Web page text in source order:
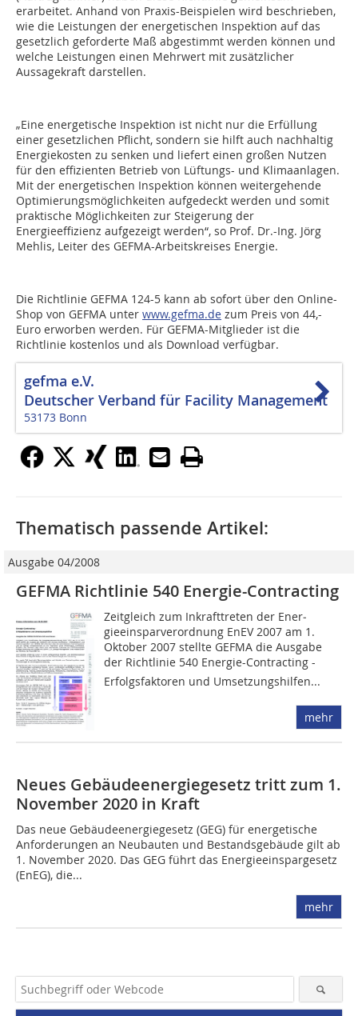
erarbeitet. Anhand von Praxis-Beispielen wird beschrieben,
wie die Leistungen der energetischen Inspektion auf das
gesetzlich geforderte Maß abgestimmt werden können und
welche Leistungen einen Mehrwert mit zusätzlicher
Aussagekraft darstellen.
„Eine energetische Inspektion ist nicht nur die Erfüllung
einer gesetzlichen Pflicht, sondern sie hilft auch nachhaltig
Energiekosten zu senken und liefert einen großen Nutzen
für den effizienten Betrieb von Lüftungs- und Klimaanlagen.
Mit der energetischen Inspektion können weitergehende
Optimierungsmöglichkeiten aufgedeckt werden und somit
praktische Möglichkeiten zur Steigerung der
Energieeffizienz aufgezeigt werden“, so Prof. Dr.-Ing. Jörg
Mehlis, Leiter des GEFMA-Arbeitskreises Energie.
Die Richtlinie GEFMA 124-5 kann ab sofort über den Online-
Shop von GEFMA unter www.gefma.de zum Preis von 44,-
Euro erworben werden. Für GEFMA-Mitglieder ist die
Richtlinie kostenlos und als Download verfügbar.
gefma e.V.
Deutscher Verband für Facility Management
53173 Bonn
Thematisch passende Artikel:
Ausgabe 04/2008
GEFMA Richtlinie 540 Energie-Contracting
Zeitgleich zum Inkrafttreten der Ener­
gieeinsparverordnung EnEV 2007 am 1.
Oktober 2007 stellte GEFMA die Ausgabe
der Richtlinie 540 Energie-Contracting -
Erfolgsfaktoren und Umsetzungshilfen...
mehr
Neues Gebäudeenergiegesetz tritt zum 1.
November 2020 in Kraft
Das neue Gebäudeenergiegesetz (GEG) für energetische
Anforderungen an Neubauten und Bestandsgebäude gilt ab
1. November 2020. Das GEG führt das Energieeinspargesetz
(EnEG), die...
mehr